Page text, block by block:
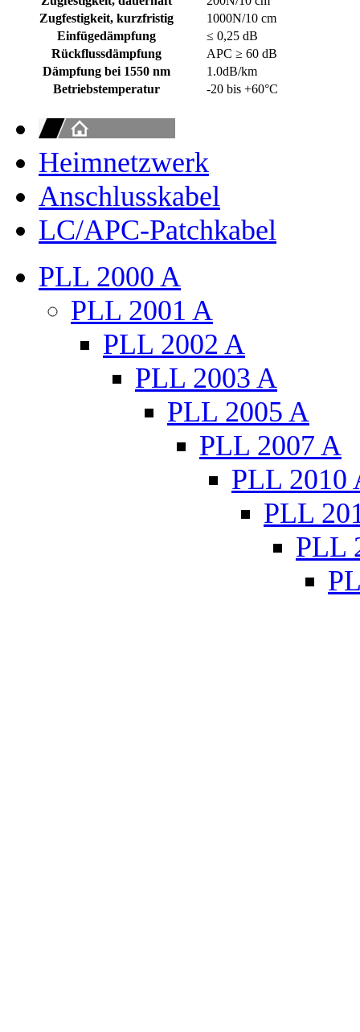
Zugfestigkeit, kurzfristig
1000N/10 cm
Einfügedämpfung
≤ 0,25 dB
Rückflussdämpfung
APC ≥ 60 dB
Dämpfung bei 1550 nm
1.0dB/km
Betriebstemperatur
-20 bis +60°C
Heimnetzwerk
Anschlusskabel
LC/APC-Patchkabel
PLL 2000 A
PLL 2001 A
PLL 2002 A
PLL 2003 A
PLL 2005 A
PLL 2007 A
PLL 2010
PLL
PLL